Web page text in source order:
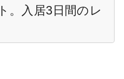
。入居3日間のレ